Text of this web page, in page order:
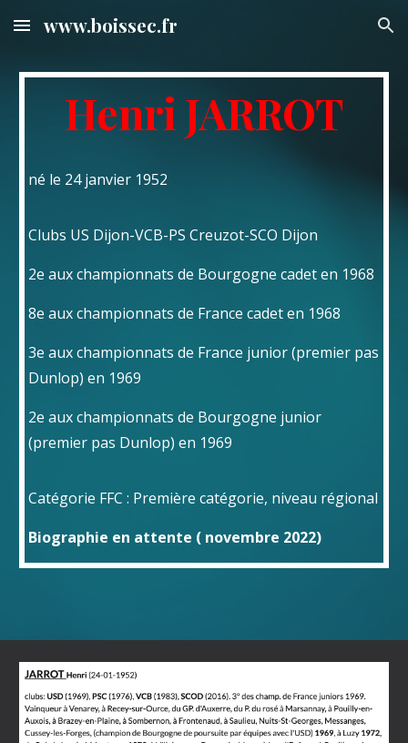
Skip to main content Skip to navigation
www.boissec.fr
Henri JARROT
né le 24 janvier 1952
Clubs US Dijon-VCB-PS Creuzot-SCO Dijon
2e aux championnats de Bourgogne cadet en 1968
8e aux championnats de France cadet en 1968
3e aux championnats de France junior (premier pas
Dunlop) en 1969
2e aux championnats de Bourgogne junior
(premier pas Dunlop)en 1969
Catégorie FFC : Première catégorie, niveau régional
Biographie en attente ( novembre 2022)